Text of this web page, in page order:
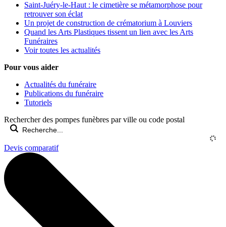
Saint-Juéry-le-Haut : le cimetière se métamorphose pour
retrouver son éclat
Un projet de construction de crématorium à Louviers
Quand les Arts Plastiques tissent un lien avec les Arts
Funéraires
Voir toutes les actualités
Pour vous aider
Actualités du funéraire
Publications du funéraire
Tutoriels
Rechercher des pompes funèbres par ville ou code postal
Devis comparatif